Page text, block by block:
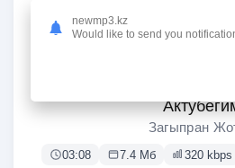
Загыпран
03:08 7.4 Мб 320 kbps
newmp3.kz
Would like to send you